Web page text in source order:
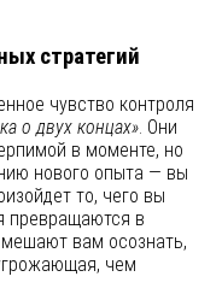
стратегий
чувство контроля
о двух концах» . Они
в моменте, но
нового опыта — вы
то, чего вы
превращаются в
вам осознать,
чем